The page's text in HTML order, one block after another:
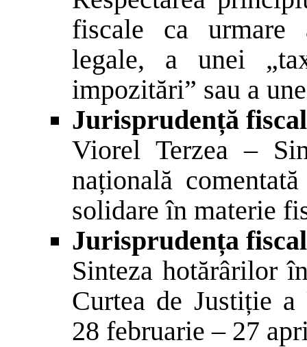
fiscale ca urmare
legale, a unei
impozitări” sau a
Jurisprudență
Viorel Terzea –
națională
solidare în materie
Jurisprudența
Sinteza hotărârilor
Curtea de Justiție
28 februarie – 27